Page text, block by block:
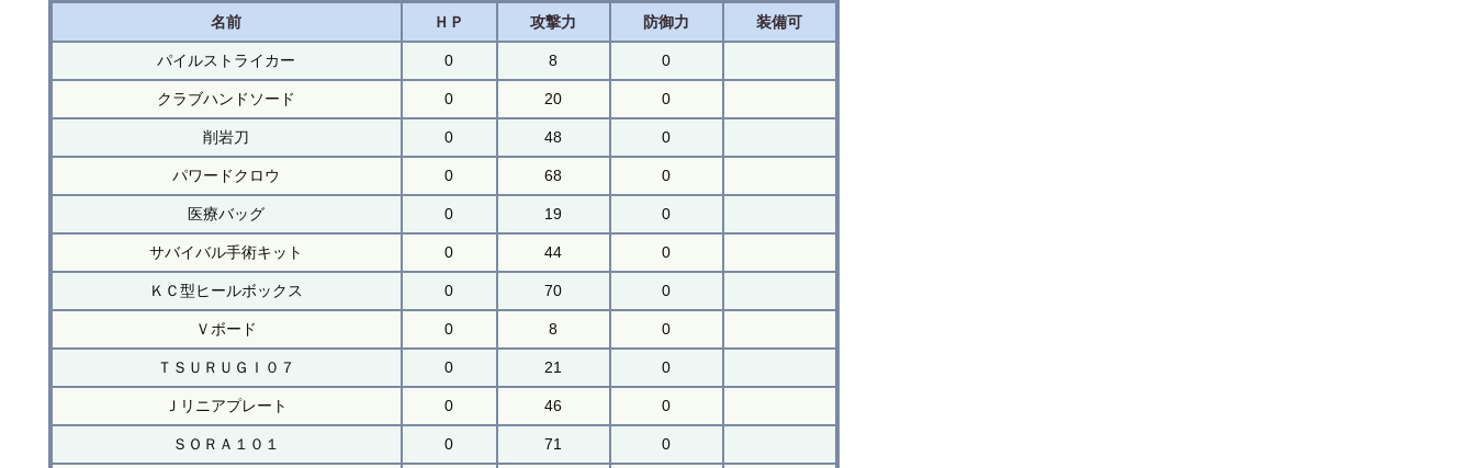
名前 ＨＰ 攻撃力 防御力 装備可
パイルストライカー 0 8 0
クラブハンドソード 0 20 0
削岩刀 0 48 0
パワードクロウ 0 68 0
医療バッグ 0 19 0
サバイバル手術キット 0 44 0
ＫＣ型ヒールボックス 0 70 0
Ｖボード 0 8 0
ＴＳＵＲＵＧＩ０７ 0 21 0
Ｊリニアプレート 0 46 0
ＳＯＲＡ１０１ 0 71 0